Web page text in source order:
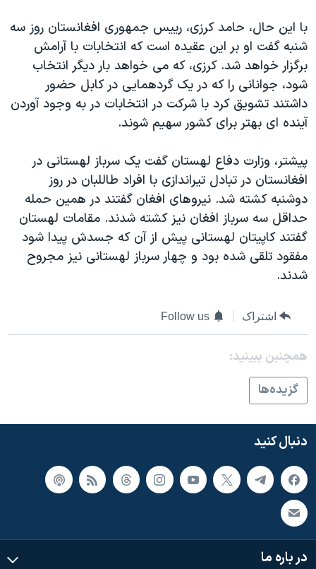
سفر پرزیدنت ترامپ به چین
با این حال، حامد کرزی، رییس جمهوری افغانستان روز سه
شنبه گفت او بر این عقیده است که انتخابات با آرامش
برگزار خواهد شد. کرزی، که می خواهد بار دیگر انتخاب
شود، جوانانی را که در یک گردهمایی در کابل حضور
داشتند تشویق کرد با شرکت در انتخابات در به وجود آوردن
آینده ای بهتر برای کشور سهیم شوند.
پیشتر، وزارت دفاع لهستان گفت یک سرباز لهستانی در
افغانستان در تبادل تیراندازی با افراد طاللبان در روز
دوشنبه کشته شد. نیروهای افغان گفتند در همین حمله
حداقل سه سرباز افغان نیز کشته شدند. مقامات لهستان
گفتند کاپیتان لهستانی پیش از آن که جسدش پیدا شود
مفقود تلقی شده بود و چهار سرباز لهستانی نیز مجروح
شدند.
اشتراک Follow us
همچنبن ببینید:
گزيده‌ها
دنبال کنید
در باره ما